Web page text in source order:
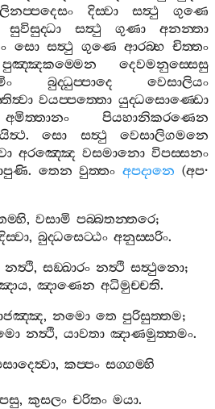
දිස‍්වා සත්‍ථු
ගුණෙ
සුවිසුද‍්ධා සත්‍ථු ගුණා
අනන‍්තා
සො සත්‍ථු ගුණෙ ආරබ‍්භ චිත‍්තං
පුඤ‍්ඤකම‍්මෙන
දෙවමනුස‍්සෙසු
බුද‍්ධුප‍්පාදෙ
වෙසාලියං
වයප‍්පත‍්තො යුද‍්ධසොණ‍්ඩො
අමිත‍්තානං
පියහානිකරණෙන
. සො සත්‍ථු
වෙසාලිගමනෙ
අරඤ‍්ඤෙ වසමානො විපස‍්සනං
. තෙන වුත‍්තං අපදානෙ (අප·
,වසාමි පබ‍්බතන‍්තරෙ;
,බුද‍්ධසෙට‍්ඨං අනුස‍්සරිං.
නත්‍ථි,සඞ‍්ඛාරං නත්‍ථි සත්‍ථුනො;
,ඤාණෙන අධිමුච‍්චති.
,නමො තෙ පුරිසුත‍්තම;
නත්‍ථි,යාවතා ඤාණමුත‍්තමං.
,කප‍්පං සග‍්ගම‍්හි
,කුසලං චරිතං මයා.